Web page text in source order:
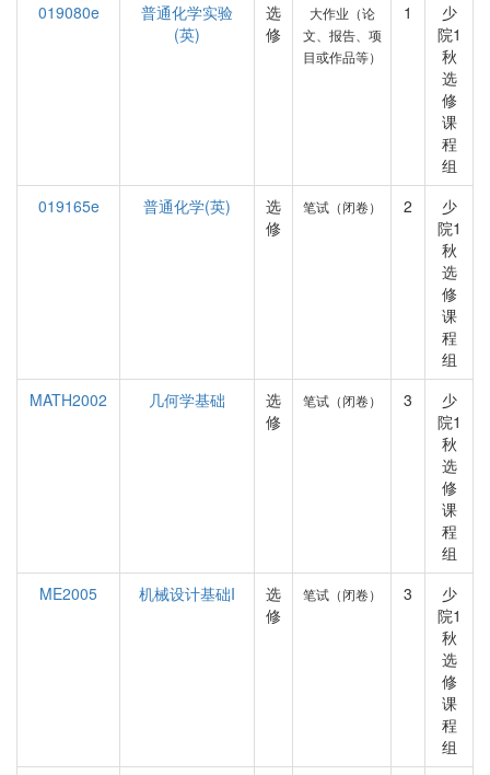
019080e
普通化学实验
(英)
选
修
大作业（论
文、报告、项
目或作品等）
1
少
院1
秋
选
修
课
程
组
019165e
普通化学(英)
选
修
笔试（闭卷） 2
少
院1
秋
选
修
课
程
组
MATH2002
几何学基础
选
修
笔试（闭卷） 3
少
院1
秋
选
修
课
程
组
ME2005
机械设计基础I
选
修
笔试（闭卷） 3
少
院1
秋
选
修
课
程
组